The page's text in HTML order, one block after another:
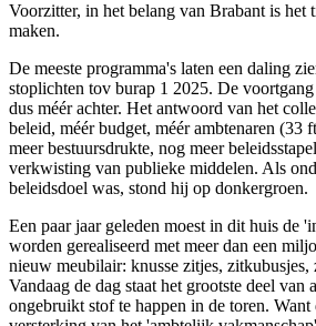
Voorzitter, in het belang van Brabant is het
maken.
De meeste programma's laten een daling
stoplichten tov burap 1 2025. De
dus méér achter. Het antwoord van het
beleid, méér budget, méér ambtenaren (33
meer bestuursdrukte, nog meer
verkwisting van publieke middelen. Als
beleidsdoel was, stond hij op donkergroen.
Een paar jaar geleden moest in dit huis de
worden gerealiseerd met meer dan een
nieuw meubilair: knusse zitjes, zitkubusjes,
Vandaag de dag staat het grootste deel van
ongebruikt stof te happen in de toren.